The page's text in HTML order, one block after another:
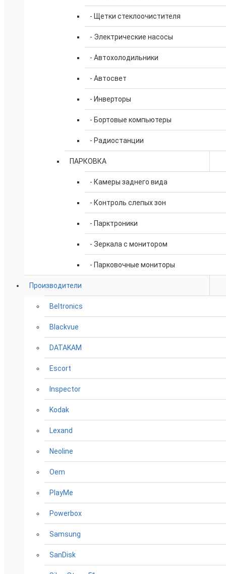
- Щетки стеклоочистителя
- Электрические насосы
- Автохолодильники
- Автосвет
- Инверторы
- Бортовые компьютеры
- Радиостанции
ПАРКОВКА
- Камеры заднего вида
- Контроль слепых зон
- Парктроники
- Зеркала с монитором
- Парковочные мониторы
Производители
Beltronics
Blackvue
DATAKAM
Escort
Inspector
Kodak
Lexand
Neoline
Oem
PlayMe
Powerbox
Samsung
SanDisk